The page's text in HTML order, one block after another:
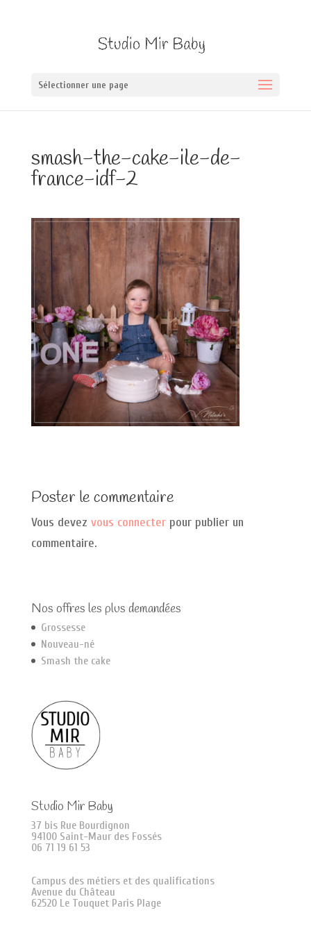
Sélectionner une page
smash-the-cake-ile-de-
france-idf-2
Poster le commentaire
Vous devez vous connecterpour publier un
commentaire.
Nos offres les plus demandées
Grossesse
Nouveau-né
Smash the cake
Studio Mir Baby
37 bis Rue Bourdignon
94100 Saint-Maur des Fossés
06 71 19 61 53
Campus des métiers et des qualifications
Avenue du Château
62520 Le Touquet Paris Plage